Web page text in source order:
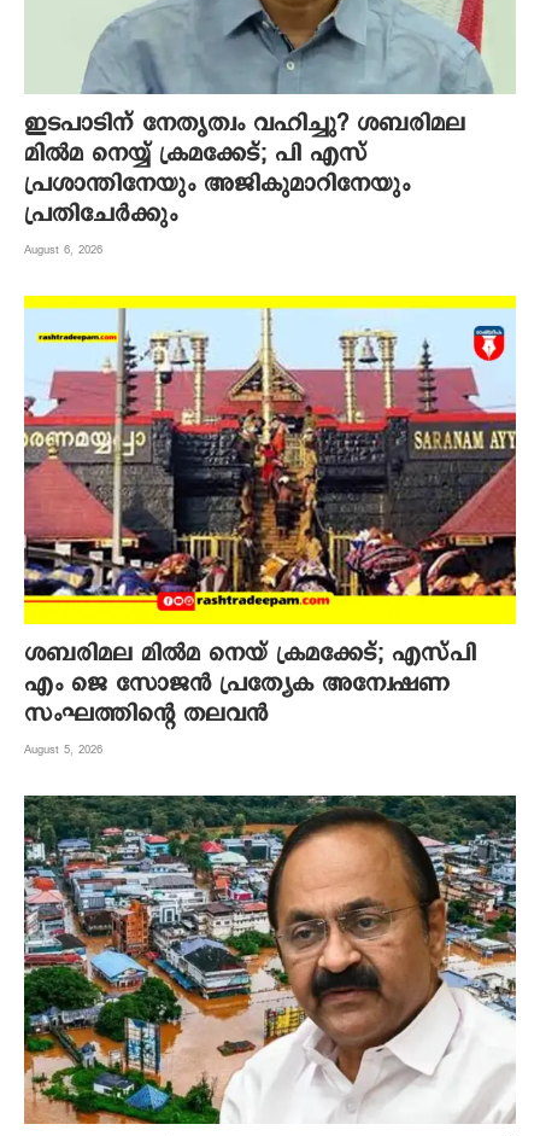
ഇടപാടിന് നേതൃത്വം വഹിച്ചു? ശബരിമല
മില്‍മ നെയ്യ് ക്രമക്കേട്; പി എസ്
പ്രശാന്തിനേയും അജികുമാറിനേയും
പ്രതിചേര്‍ക്കും
August 6, 2026
ശബരിമല മില്‍മ നെയ് ക്രമക്കേട്; എസ്പി
എം ജെ സോജന്‍ പ്രത്യേക അന്വേഷണ
സംഘത്തിന്റെ തലവന്‍
August 5, 2026